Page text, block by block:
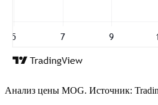
Анализ цены MOG. Источник: